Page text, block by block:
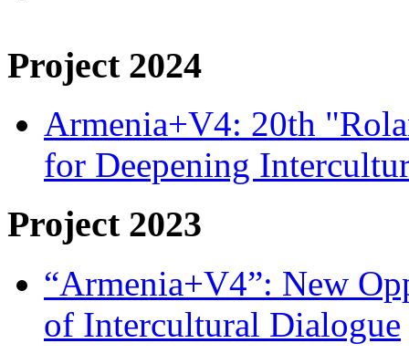
Project 2024
Armenia+V4: 20th
for Deepening
Project 2023
“Armenia+V4”: New
of Intercultural Dialogue